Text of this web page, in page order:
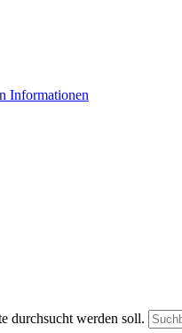
Informationen
durchsucht werden soll.